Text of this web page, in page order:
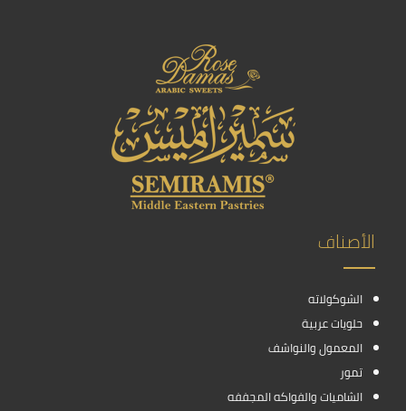
الأصناف
الشوكولاته
حلويات عربية
المعمول والنواشف
تمور
الشاميات والفواكه المجففه